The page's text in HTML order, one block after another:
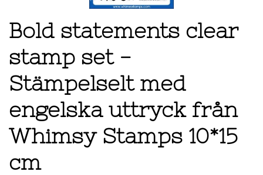
Bold statements clear
stamp set -
Stämpelselt med
engelska uttryck från
Whimsy Stamps 10*15
cm